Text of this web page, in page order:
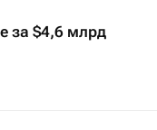
за $4,6 млрд